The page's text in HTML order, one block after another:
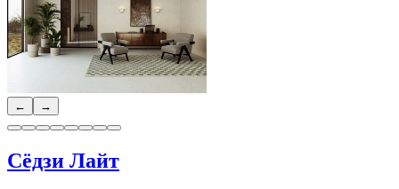
← →
Сёдзи Лайт